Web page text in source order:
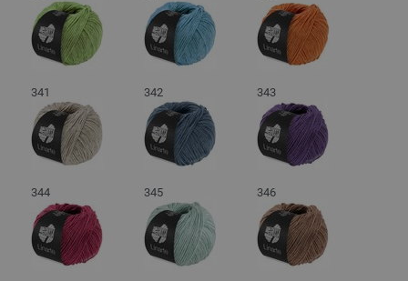
341 342 343
344 345 346